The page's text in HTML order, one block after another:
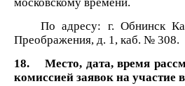
По адресу: г. Обнинск
Преображения, д. 1, каб. № 308.
18. Место, дата, время
комиссией заявок на участие